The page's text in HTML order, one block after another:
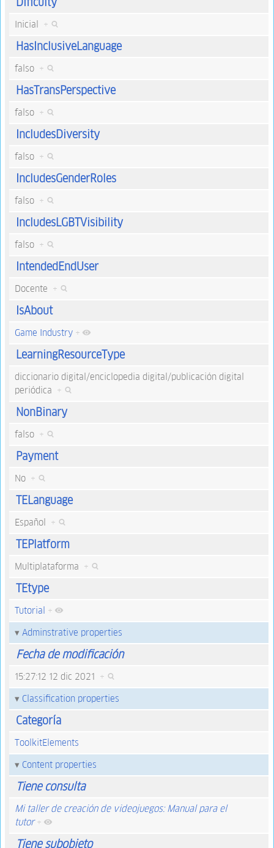
Inicial +
HasInclusiveLanguage
falso +
HasTransPerspective
falso +
IncludesDiversity
falso +
IncludesGenderRoles
falso +
IncludesLGBTVisibility
falso +
IntendedEndUser
Docente +
IsAbout
Game Industry +
LearningResourceType
diccionario digital/enciclopedia digital/publicación digital
periódica +
NonBinary
falso +
Payment
No +
TELanguage
Español +
TEPlatform
Multiplataforma +
TEtype
Tutorial +
Adminstrative properties
Fecha de modificación
15:27:12 12 dic 2021 +
Classification properties
Categoría
ToolkitElements
Content properties
Tiene consulta
Mi taller de creación de videojuegos: Manual para el
tutor +
Tiene subobjeto